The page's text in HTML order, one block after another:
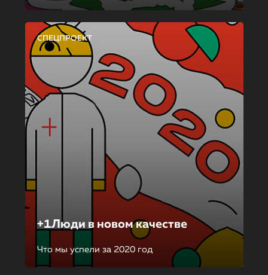
СПЕЦПРОЕКТ
+1Люди в новом качестве
Что мы успели за 2020 год